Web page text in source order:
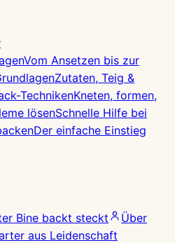
Vom Ansetzen bis zur
Zutaten, Teig &
TechnikenKneten, formen,
lösenSchnelle Hilfe bei
Der einfache Einstieg
Bine backt steckt
Über
aus Leidenschaft